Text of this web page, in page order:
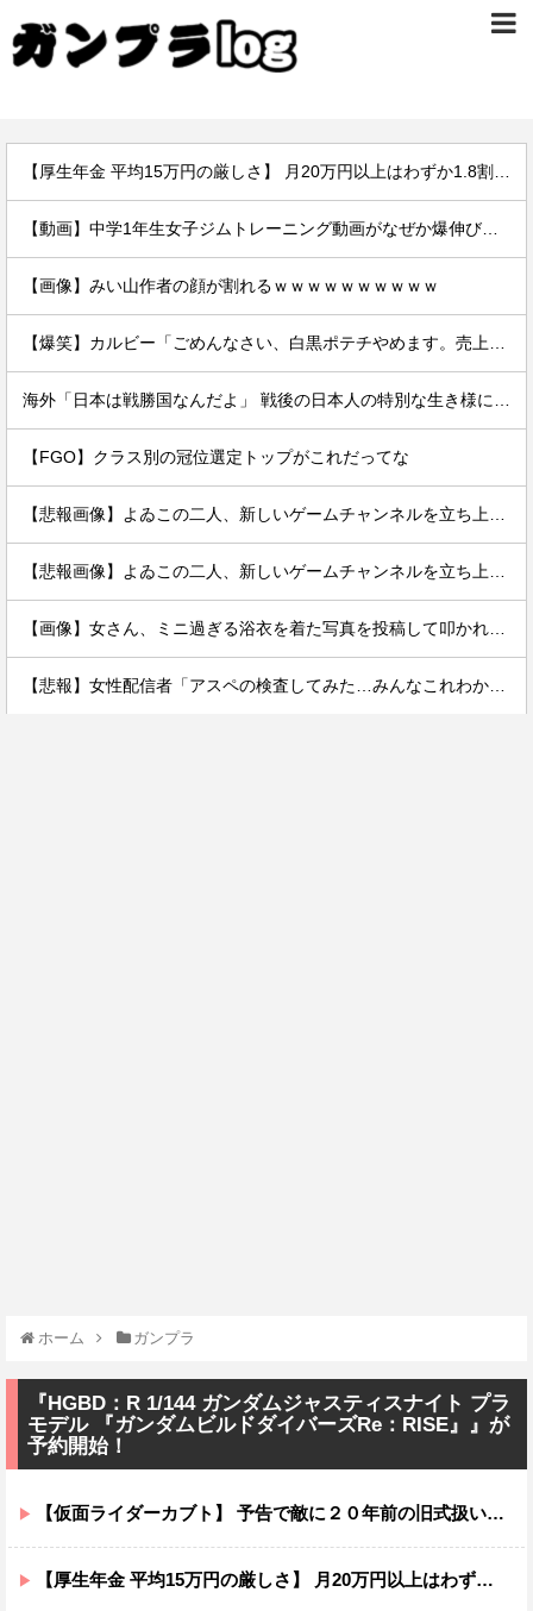
【画像】みい山作者の顔が割れるｗｗｗｗｗｗｗｗｗｗ
【FGO】クラス別の冠位選定トップがこれだってな
ホーム ガンプラ
『HGBD：R 1/144 ガンダムジャスティスナイト プラ
モデル 『ガンダムビルドダイバーズRe：RISE』』が
予約開始！
【仮面ライダーカブト】 予告で敵に２０年前の旧式扱いされてたけど…
【厚生年金 平均15万円の厳しさ】 月20万円以上はわずか1.8割、高齢夫婦は毎月4.2万円の赤字に